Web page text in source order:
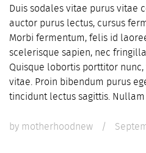
Duis sodales vitae purus vitae
auctor purus lectus, cursus
Morbi fermentum, felis id
scelerisque sapien, nec
Quisque lobortis porttitor
vitae. Proin bibendum purus
tincidunt lectus sagittis.
by motherhoodnew /